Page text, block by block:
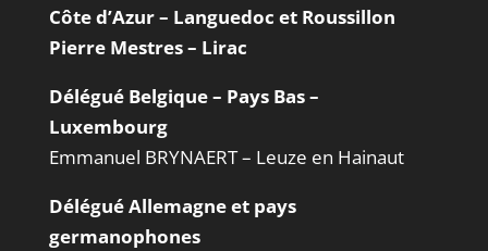
Côte d’Azur – Languedoc et Roussillon
Pierre Mestres – Lirac
Délégué Belgique – Pays Bas –
Luxembourg
Emmanuel BRYNAERT – Leuze en Hainaut
Délégué Allemagne et pays
germanophones